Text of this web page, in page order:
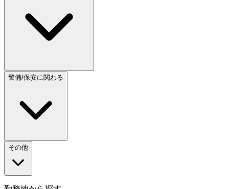
警備/保安に関わる
その他